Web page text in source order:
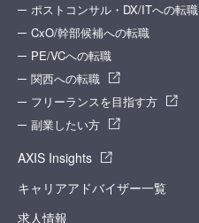
ポストコンサル・DX/ITへの転職
CxO/幹部候補への転職
PE/VCへの転職
関西への転職
フリーランスを目指す方
副業したい方
AXIS Insights
キャリアアドバイザー一覧
求人情報